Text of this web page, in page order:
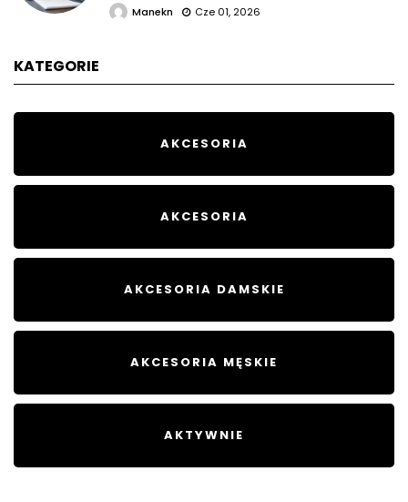
Manekn Cze 01, 2026
KATEGORIE
AKCESORIA
AKCESORIA
AKCESORIA DAMSKIE
AKCESORIA MĘSKIE
AKTYWNIE